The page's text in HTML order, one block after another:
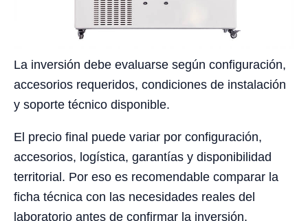
La inversión debe evaluarse según configuración,
accesorios requeridos, condiciones de instalación
y soporte técnico disponible.
El precio final puede variar por configuración,
accesorios, logística, garantías y disponibilidad
territorial. Por eso es recomendable comparar la
ficha técnica con las necesidades reales del
laboratorio antes de confirmar la inversión.